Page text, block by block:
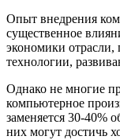
Опыт внедрения
существенное
экономики
технологии,
Однако не многие
компьютерное
заменяется 30-40%
них могут достичь